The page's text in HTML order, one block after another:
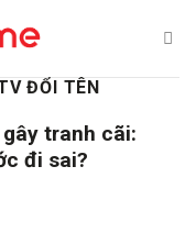
ĐỔI TÊN
tranh cãi:
đi sai?